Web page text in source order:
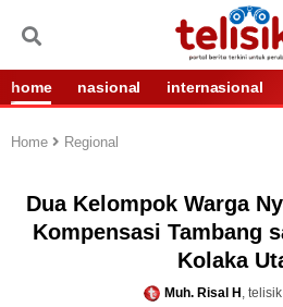
home nasional internasional
Home Regional
Dua Kelompok Warga
Kompensasi Tambang
Kolaka
Muh. Risal H ,